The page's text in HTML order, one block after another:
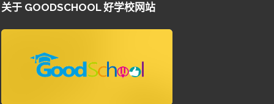
关于 GOODSCHOOL 好学校网站